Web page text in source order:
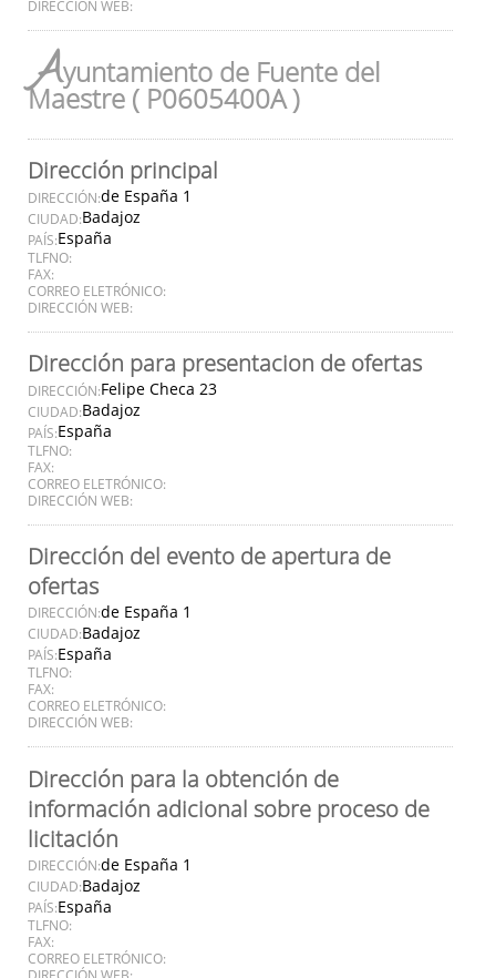
DIRECCIÓN WEB:
Ayuntamiento de Fuente del
Maestre ( P0605400A )
Dirección principal
DIRECCIÓN:de España 1
CIUDAD:Badajoz
PAÍS:España
TLFNO:
FAX:
CORREO ELETRÓNICO:
DIRECCIÓN WEB:
Dirección para presentacion de ofertas
DIRECCIÓN:Felipe Checa 23
CIUDAD:Badajoz
PAÍS:España
TLFNO:
FAX:
CORREO ELETRÓNICO:
DIRECCIÓN WEB:
Dirección del evento de apertura de
ofertas
DIRECCIÓN:de España 1
CIUDAD:Badajoz
PAÍS:España
TLFNO:
FAX:
CORREO ELETRÓNICO:
DIRECCIÓN WEB:
Dirección para la obtención de
información adicional sobre proceso de
licitación
DIRECCIÓN:de España 1
CIUDAD:Badajoz
PAÍS:España
TLFNO:
FAX:
CORREO ELETRÓNICO: